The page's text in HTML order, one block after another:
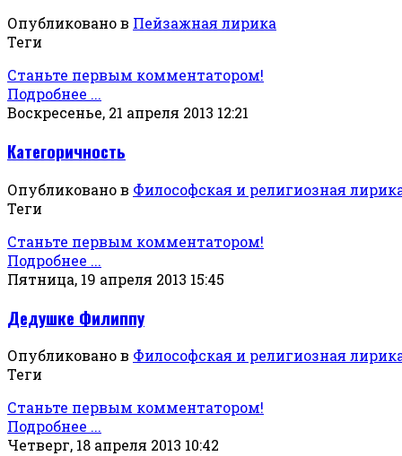
Опубликовано в Пейзажная лирика
Теги
Станьте первым комментатором!
Подробнее ...
Воскресенье, 21 апреля 2013 12:21
Категоричность
Опубликовано в Философская и религиозная
Теги
Станьте первым комментатором!
Подробнее ...
Пятница, 19 апреля 2013 15:45
Дедушке Филиппу
Опубликовано в Философская и религиозная
Теги
Станьте первым комментатором!
Подробнее ...
Четверг, 18 апреля 2013 10:42